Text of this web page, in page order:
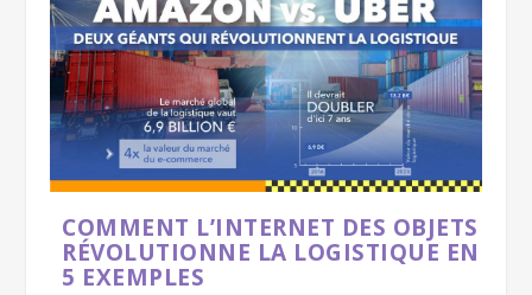
COMMENT L’INTERNET DES OBJETS
RÉVOLUTIONNE LA LOGISTIQUE EN
5 EXEMPLES